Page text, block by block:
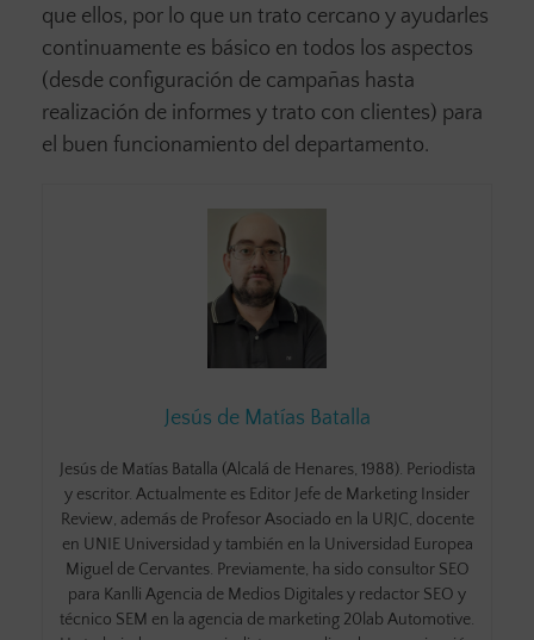
que ellos, por lo que un trato cercano y ayudarles
continuamente es básico en todos los aspectos
(desde configuración de campañas hasta
realización de informes y trato con clientes) para
el buen funcionamiento del departamento.
Jesús de Matías Batalla
Jesús de Matías Batalla (Alcalá de Henares, 1988). Periodista
y escritor. Actualmente es Editor Jefe de Marketing Insider
Review, además de Profesor Asociado en la URJC, docente
en UNIE Universidad y también en la Universidad Europea
Miguel de Cervantes. Previamente, ha sido consultor SEO
para Kanlli Agencia de Medios Digitales y redactor SEO y
técnico SEM en la agencia de marketing 20lab Automotive.